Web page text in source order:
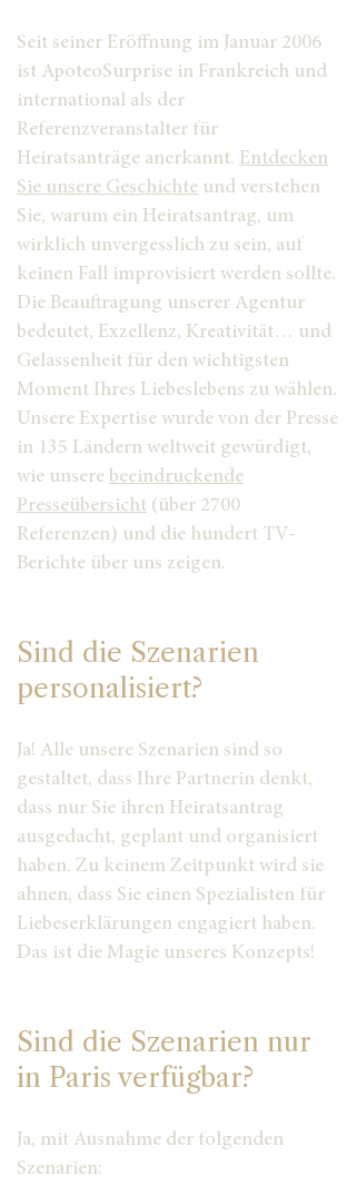
Seit seiner Eröffnung im Januar 2006
ist ApoteoSurprise in Frankreich und
international als der
Referenzveranstalter für
Heiratsanträge anerkannt. Entdecken
Sie unsere Geschichte und verstehen
Sie, warum ein Heiratsantrag, um
wirklich unvergesslich zu sein, auf
keinen Fall improvisiert werden sollte.
Die Beauftragung unserer Agentur
bedeutet, Exzellenz, Kreativität… und
Gelassenheit für den wichtigsten
Moment Ihres Liebeslebens zu wählen.
Unsere Expertise wurde von der Presse
in 135 Ländern weltweit gewürdigt,
wie unsere beeindruckende
Presseübersicht (über 2700
Referenzen) und die hundert TV-
Berichte über uns zeigen.
Sind die Szenarien
personalisiert?
Ja! Alle unsere Szenarien sind so
gestaltet, dass Ihre Partnerin denkt,
dass nur Sie ihren Heiratsantrag
ausgedacht, geplant und organisiert
haben. Zu keinem Zeitpunkt wird sie
ahnen, dass Sie einen Spezialisten für
Liebeserklärungen engagiert haben.
Das ist die Magie unseres Konzepts!
Sind die Szenarien nur
in Paris verfügbar?
Ja, mit Ausnahme der folgenden
Szenarien: